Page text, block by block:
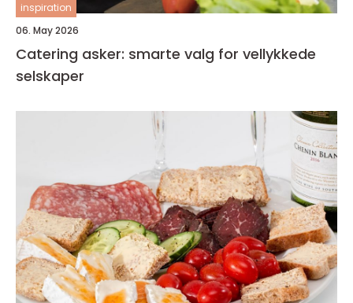
inspiration
06. May 2026
Catering asker: smarte valg for vellykkede
selskaper